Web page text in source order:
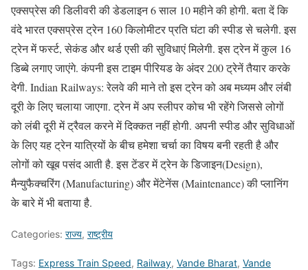
एक्सप्रेस की डिलीवरी की डेडलाइन 6 साल 10 महीने की होगी. बता दें कि
वंदे भारत एक्सप्रेस ट्रेन 160 किलोमीटर प्रति घंटा की स्पीड से चलेगी. इस
ट्रेन में फर्स्ट, सेकंड और थर्ड एसी की सुविधाएं मिलेगी. इस ट्रेन में कुल 16
डिब्बे लगाए जाएंगे. कंपनी इस टाइम पीरियड के अंदर 200 ट्रेनें तैयार करके
देगी. Indian Railways: रेलवे की माने तो इस ट्रेन को अब मध्यम और लंबी
दूरी के लिए चलाया जाएगा. ट्रेन में अप स्लीपर कोच भी रहेंगे जिससे लोगों
को लंबी दूरी में ट्रैवल करने में दिक्कत नहीं होगी. अपनी स्पीड और सुविधाओं
के लिए यह ट्रेन यात्रियों के बीच हमेशा चर्चा का विषय बनी रहती है और
लोगों को खूब पसंद आती है. इस टेंडर में ट्रेन के डिजाइन(Design),
मैन्युफैक्चरिंग (Manufacturing) और मेंटेनेंस (Maintenance) की प्लानिंग
के बारे में भी बताया है.
Categories: राज्य, राष्ट्रीय
Tags: Express Train Speed, Railway, Vande Bharat, Vande